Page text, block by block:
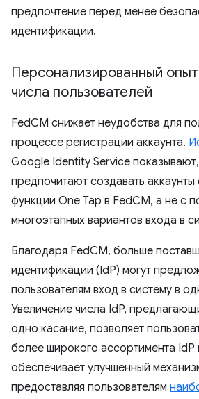
предпочтение перед менее
идентификации.
Персонализированный
числа пользователей
FedCM снижает неудобства для
процессе регистрации аккаунта.
Google Identity Service
предпочитают создавать
функции One Tap в FedCM, а не с
многоэтапных вариантов входа в
Благодаря FedCM, больше
идентификации (IdP) могут
пользователям вход в систему в
Увеличение числа IdP,
одно касание, позволяет
более широкого ассортимента IdP
обеспечивает улучшенный
предоставляя пользователям